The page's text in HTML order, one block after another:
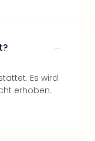
Es wird
erhoben.